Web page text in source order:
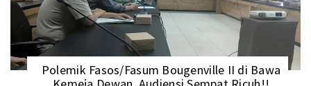
Polemik Fasos/Fasum Bougenville II di Bawa